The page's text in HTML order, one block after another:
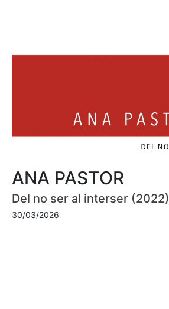
ANA PASTOR
Del no ser al interser (2022)
30/03/2026